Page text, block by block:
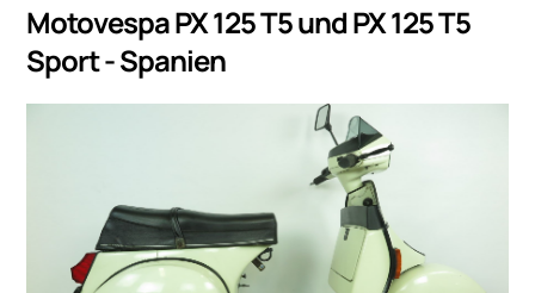
Motovespa PX 125 T5 und PX 125 T5
Sport - Spanien